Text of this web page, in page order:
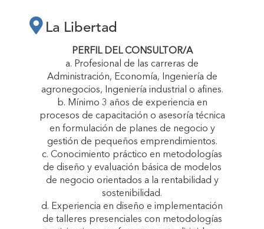
“CRECEMOS
JUNTAS”"
La Libertad
PERFIL DEL CONSULTOR/A
a. Profesional de las carreras de
Administración, Economía, Ingeniería de
agronegocios, Ingeniería industrial o afines.
b. Mínimo 3 años de experiencia en
procesos de capacitación o asesoría técnica
en formulación de planes de negocio y
gestión de pequeños emprendimientos.
c. Conocimiento práctico en metodologías
de diseño y evaluación básica de modelos
de negocio orientados a la rentabilidad y
sostenibilidad.
d. Experiencia en diseño e implementación
de talleres presenciales con metodologías